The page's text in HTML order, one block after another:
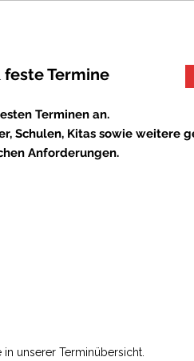
Termine
Terminen an.
Schulen, Kitas sowie weitere
Anforderungen.
unserer Terminübersicht.